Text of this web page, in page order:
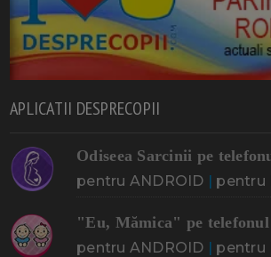
APLICATII DESPRECOPII
Odiseea Sarcinii pe
pentru ANDROID | pentru
"Eu, Mămica" pe
pentru ANDROID | pentru